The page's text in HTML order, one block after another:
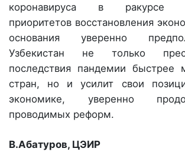
коронавируса в ракурсе
приоритетов восстановления
основания уверенно
Узбекистан не только
последствия пандемии быстрее
стран, но и усилит свои
экономике, уверенно
проводимых реформ.
В.Абатуров, ЦЭИР